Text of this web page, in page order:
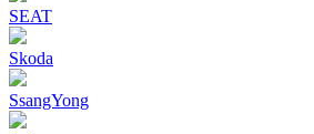
SEAT
Skoda
SsangYong